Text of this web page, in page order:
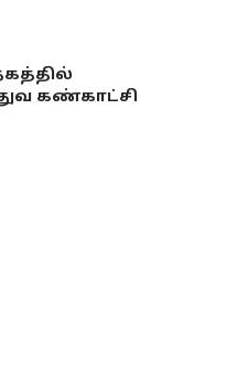
கண்காட்சி